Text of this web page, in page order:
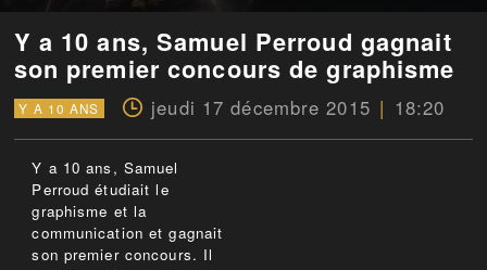
Y a 10 ans, Samuel Perroud gagnait
son premier concours de graphisme
Y A 10 ANS jeudi 17 décembre 2015 18:20
Y a 10 ans, Samuel
Perroud étudiait le
graphisme et la
communication et gagnait
son premier concours. Il